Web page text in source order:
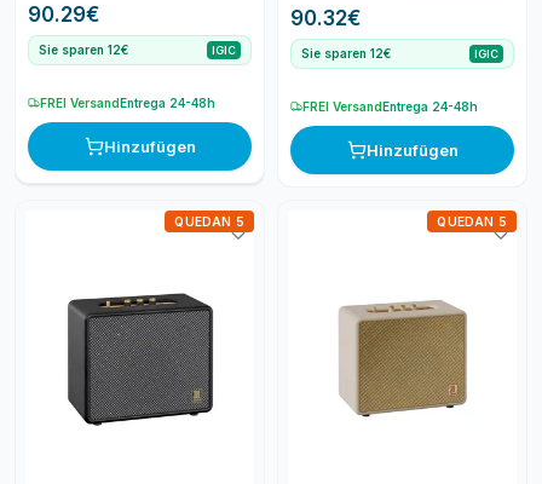
AUTONOMIA / LIGEROS /
GANCHO DE OREJA FLEXIBLE
/ AUDIO POTENTE Y RICO EN
RUIDO / IP54 / ESTUCHE
90.29€
Sie sparen 12€ IGIC
FREI VersandEntrega 24-48h
Hinzufügen
AUTONOMIA / LIGEROS /
GANCHO DE OREJA FLEXIBLE
/ AUDIO POTENTE Y RICO EN
RUIDO / IP54 / ESTUCHE
90.32€
Sie sparen 12€ IGIC
FREI VersandEntrega 24-48h
Hinzufügen
QUEDAN 5 QUEDAN 5